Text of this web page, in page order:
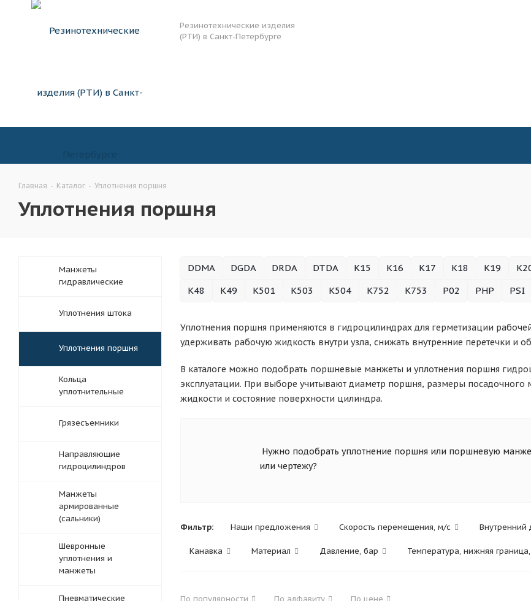
Резинотехнические изделия
(РТИ) в Санкт-Петербурге
Главная - Каталог - Уплотнения поршня
Уплотнения поршня
DDMA DGDA DRDA DTDA K15 K16 K17 K18 K19
K48
K49 K501 K503 K504 K752 K753 P02 PHP PSI
Уплотнения поршня применяются в гидроцилиндрах для герметизации
удерживать рабочую жидкость внутри узла, снижать внутренние перетечки и
В каталоге можно подобрать поршневые манжеты и уплотнения поршня
эксплуатации. При выборе учитывают диаметр поршня, размеры посадочного
жидкости и состояние поверхности цилиндра.
Нужно подобрать уплотнение поршня или поршневую
или чертежу?
Фильтр: Наши предложения Скорость перемещения, м/с Внутренний
Канавка Материал Давление, бар Температура, нижняя граница,
По популярности По алфавиту По цене
Манжеты
гидравлические
Уплотнения штока
Уплотнения поршня
Кольца
уплотнительные
Грязесъемники
Направляющие
гидроцилиндров
Манжеты
армированные
(сальники)
Шевронные
уплотнения и
манжеты
Пневматические